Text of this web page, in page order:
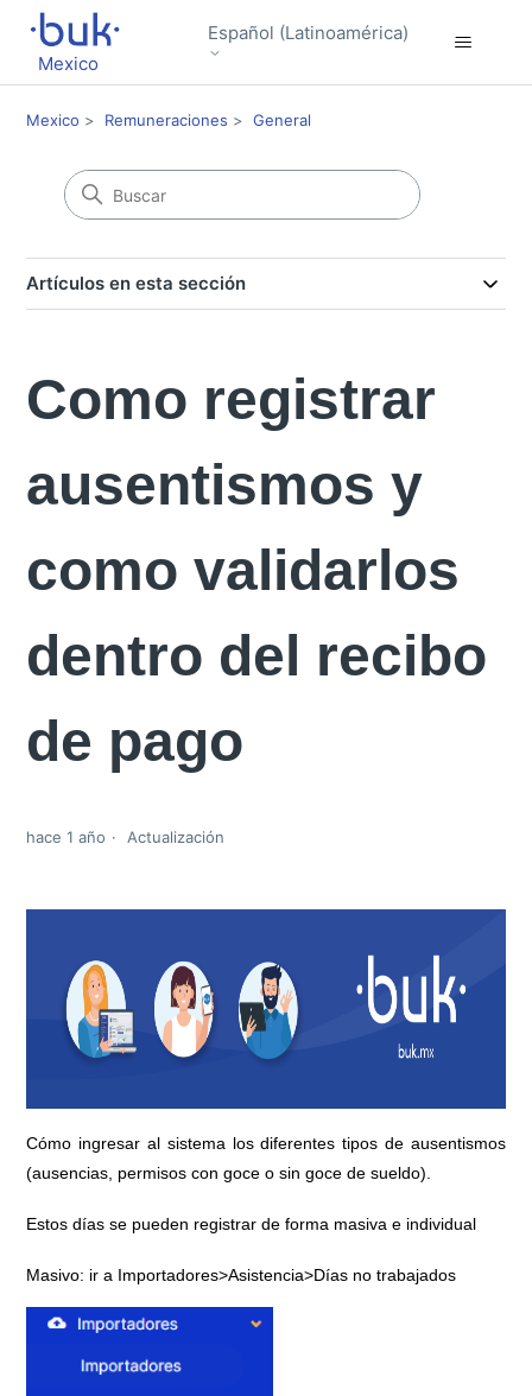
Mexico
Español (Latinoamérica)
Mexico Remuneraciones General
Artículos en esta sección
Como registrar
ausentismos y
como validarlos
dentro del recibo
de pago
hace 1 año Actualización
Cómo ingresar al sistema los diferentes tipos de ausentismos
(ausencias, permisos con goce o sin goce de sueldo).
Estos días se pueden registrar de forma masiva e individual
Masivo: ir a Importadores>Asistencia>Días no trabajados